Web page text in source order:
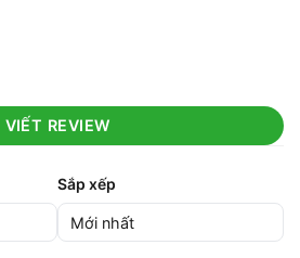
VIẾT REVIEW
Sắp xếp